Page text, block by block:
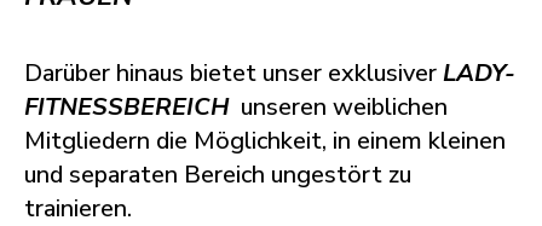
Darüber hinaus bietet unser exklusiverLADY-
FITNESSBEREICH unseren weiblichen
Mitgliedern die Möglichkeit, in einem kleinen
und separaten Bereich ungestört zu
trainieren.